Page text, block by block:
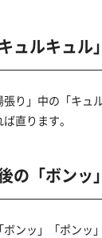
ュルキュル」
り」中の「キュ
直ります。
の「ボンッ
ンッ」「ポンッ